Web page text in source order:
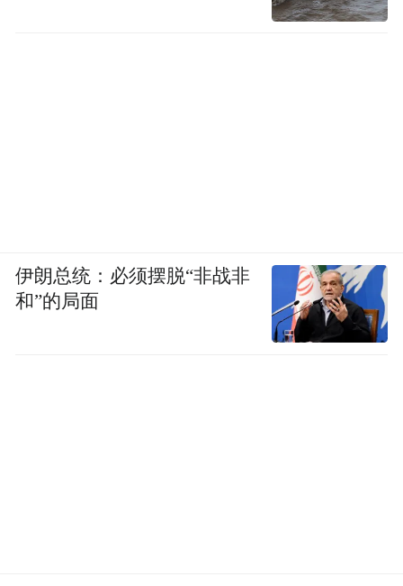
伊朗总统：必须摆脱“非战非
和”的局面